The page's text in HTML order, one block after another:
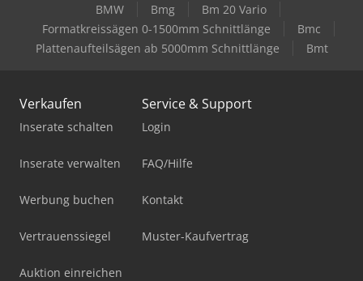
BMW Bmg
Bm 20 Vario
Formatkreissägen 0-1500mm Schnittlänge
Bmc
Plattenaufteilsägen ab 5000mm Schnittlänge
Bmt
Verkaufen
Inserate schalten
Inserate verwalten
Werbung buchen
Vertrauenssiegel
Auktion einreichen
Service & Support
Login
FAQ/Hilfe
Kontakt
Muster-Kaufvertrag